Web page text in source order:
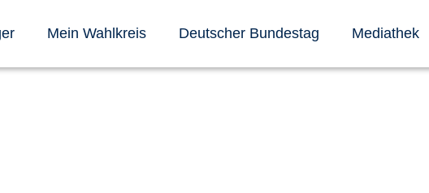
Mein Wahlkreis Deutscher Bundestag Mediathek